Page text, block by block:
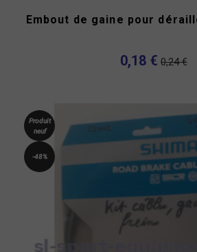
Embout de gaine pour
0,18 € 0,24 €
Produit
neuf
-48%